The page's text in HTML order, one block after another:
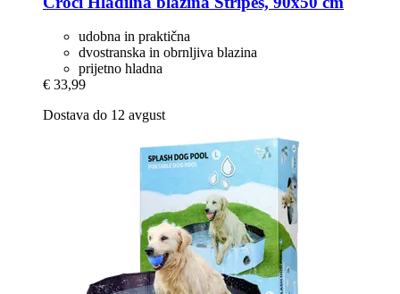
udobna in praktična
dvostranska in obrnljiva blazina
prijetno hladna
€ 33,99
Dostava do 12 avgust